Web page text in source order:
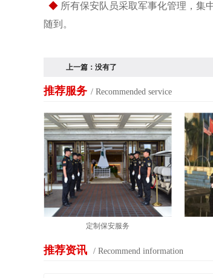
◆ 所有保安队员采取军事化管理，集
随到。
上一篇： 没有了
推荐服务 / Recommended service
定制保安服务
推荐资讯 / Recommend information